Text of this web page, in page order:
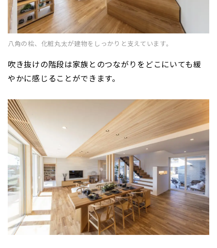
八角の桧、化粧丸太が建物をしっかりと支えています。
吹き抜けの階段は家族とのつながりをどこにいても緩
やかに感じることができます。